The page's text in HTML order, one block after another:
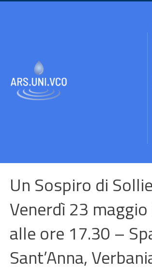
Un Sospiro di
Venerdì 23
alle ore 17.30 –
Sant’Anna,